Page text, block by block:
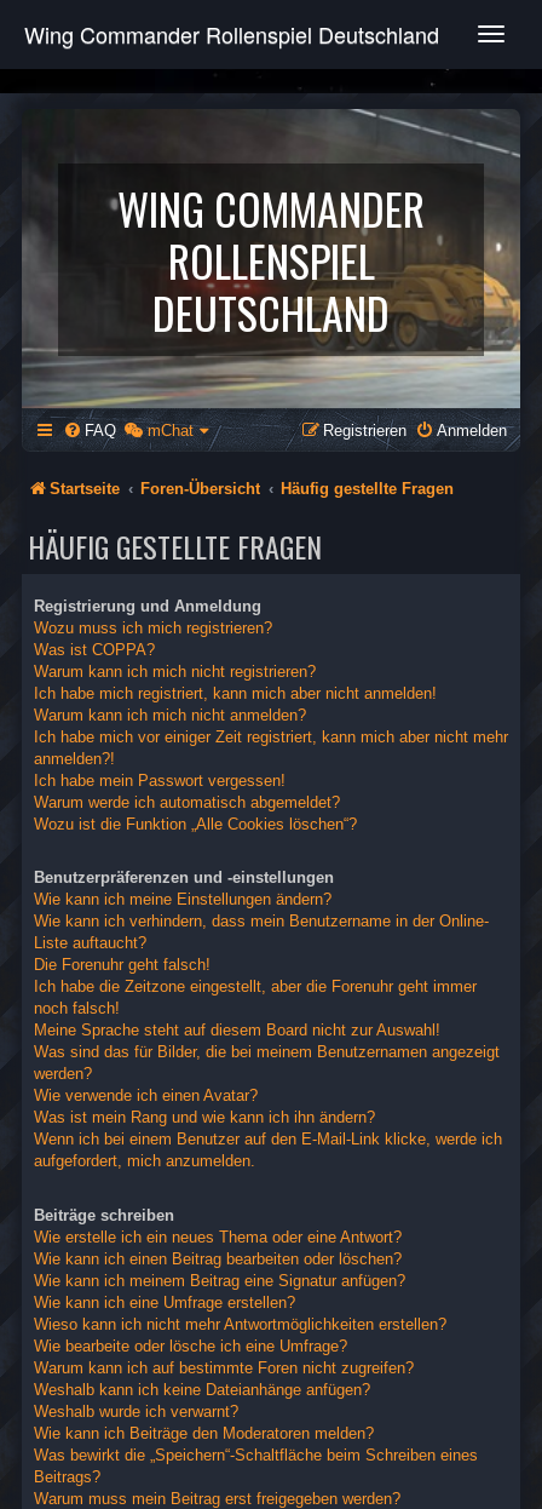
T
g
e
v
g
a
t
i
o
n
Wing Commander Rollenspiel Deutschland
WING COMMANDER
ROLLENSPIEL
DEUTSCHLAND
FAQ mChat Anmelden
Registrieren
Startseite Foren-Übersicht Häufig gestellte Fragen
HÄUFIG GESTELLTE FRAGEN
Registrierung und Anmeldung
Wozu muss ich mich registrieren?
Was ist COPPA?
Warum kann ich mich nicht registrieren?
Ich habe mich registriert, kann mich aber nicht anmelden!
Warum kann ich mich nicht anmelden?
Ich habe mich vor einiger Zeit registriert, kann mich aber nicht mehr
anmelden?!
Ich habe mein Passwort vergessen!
Warum werde ich automatisch abgemeldet?
Wozu ist die Funktion „Alle Cookies löschen“?
Benutzerpräferenzen und -einstellungen
Wie kann ich meine Einstellungen ändern?
Wie kann ich verhindern, dass mein Benutzername in der Online-
Liste auftaucht?
Die Forenuhr geht falsch!
Ich habe die Zeitzone eingestellt, aber die Forenuhr geht immer
noch falsch!
Meine Sprache steht auf diesem Board nicht zur Auswahl!
Was sind das für Bilder, die bei meinem Benutzernamen angezeigt
werden?
Wie verwende ich einen Avatar?
Was ist mein Rang und wie kann ich ihn ändern?
Wenn ich bei einem Benutzer auf den E-Mail-Link klicke, werde ich
aufgefordert, mich anzumelden.
Beiträge schreiben
Wie erstelle ich ein neues Thema oder eine Antwort?
Wie kann ich einen Beitrag bearbeiten oder löschen?
Wie kann ich meinem Beitrag eine Signatur anfügen?
Wie kann ich eine Umfrage erstellen?
Wieso kann ich nicht mehr Antwortmöglichkeiten erstellen?
Wie bearbeite oder lösche ich eine Umfrage?
Warum kann ich auf bestimmte Foren nicht zugreifen?
Weshalb kann ich keine Dateianhänge anfügen?
Weshalb wurde ich verwarnt?
Wie kann ich Beiträge den Moderatoren melden?
Was bewirkt die „Speichern“-Schaltfläche beim Schreiben eines
Beitrags?
Warum muss mein Beitrag erst freigegeben werden?